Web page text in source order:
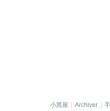
小黑屋 Archiver